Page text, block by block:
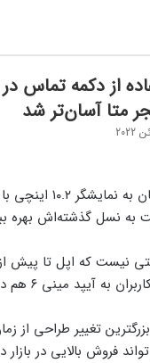
از دکمه تماس در
متا آسان‌تر شد
انتظار
به نسل گذشته‌اش بهره
نیست که اپل تا پیش
۶ هم دسترسی پیدا خواهند کرد.
تغییر طراحی از
فروش بالایی در بازار